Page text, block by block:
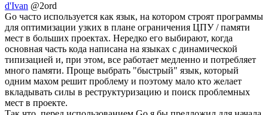
d'Ivan @2ord
Go часто используется как язык, на котором строят программы
для оптимизации узких в плане ограничения ЦПУ / памяти
мест в больших проектах. Нередко его выбирают, когда
основная часть кода написана на языках с динамической
типизацией и, при этом, все работает медленно и потребляет
много памяти. Проще выбрать "быстрый" язык, который
одним махом решит проблему и поэтому мало кто желает
вкладывать силы в реструктуризацию и поиск проблемных
мест в проекте.